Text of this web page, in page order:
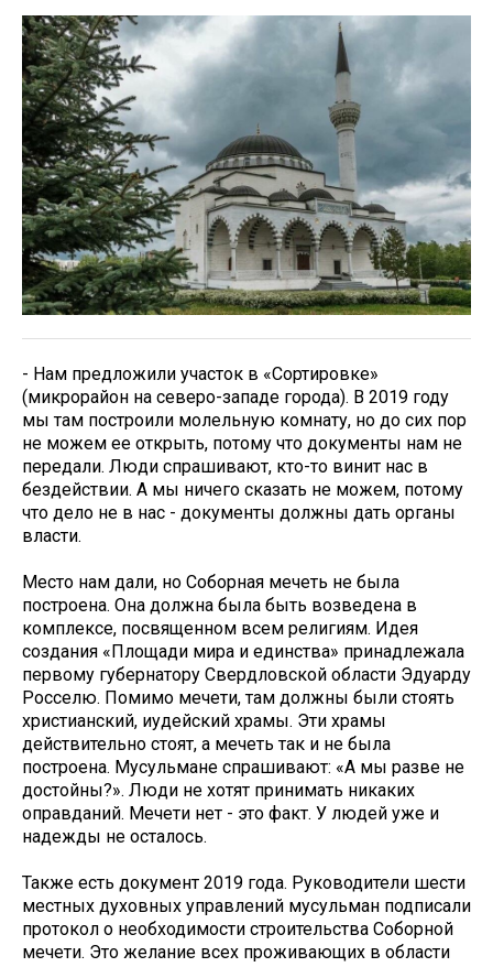
- Нам предложили участок в «Сортировке»
(микрорайон на северо-западе города). В 2019 году
мы там построили молельную комнату, но до сих пор
не можем ее открыть, потому что документы нам не
передали. Люди спрашивают, кто-то винит нас в
бездействии. А мы ничего сказать не можем, потому
что дело не в нас - документы должны дать органы
власти.
Место нам дали, но Соборная мечеть не была
построена. Она должна была быть возведена в
комплексе, посвященном всем религиям. Идея
создания «Площади мира и единства» принадлежала
первому губернатору Свердловской области Эдуарду
Росселю. Помимо мечети, там должны были стоять
христианский, иудейский храмы. Эти храмы
действительно стоят, а мечеть так и не была
построена. Мусульмане спрашивают: «А мы разве не
достойны?». Люди не хотят принимать никаких
оправданий. Мечети нет - это факт. У людей уже и
надежды не осталось.
Также есть документ 2019 года. Руководители шести
местных духовных управлений мусульман подписали
протокол о необходимости строительства Соборной
мечети. Это желание всех проживающих в области